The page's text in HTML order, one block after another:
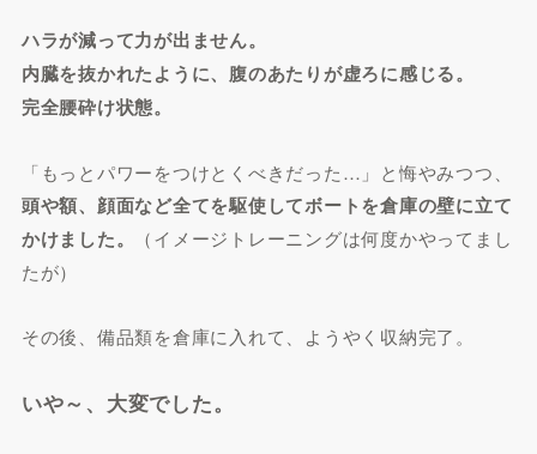
ハラが減って力が出ません。
内臓を抜かれたように、腹のあたりが虚ろに感じる。
完全腰砕け状態。
「もっとパワーをつけとくべきだった…」と悔やみつつ、
頭や額、顔面など全てを駆使してボートを倉庫の壁に立て
かけました。
（イメージトレーニングは何度かやってまし
たが）
その後、備品類を倉庫に入れて、ようやく収納完了。
いや～、大変でした。